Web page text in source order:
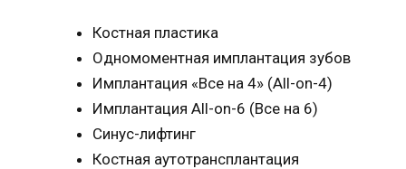
Костная пластика
Одномоментная имплантация зубов
Имплантация «Все на 4» (All-on-4)
Имплантация All-on-6 (Все на 6)
Синус-лифтинг
Костная аутотрансплантация